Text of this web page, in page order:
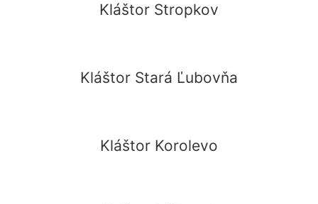
Kláštor Stropkov
Kláštor Stará Ľubovňa
Kláštor Korolevo